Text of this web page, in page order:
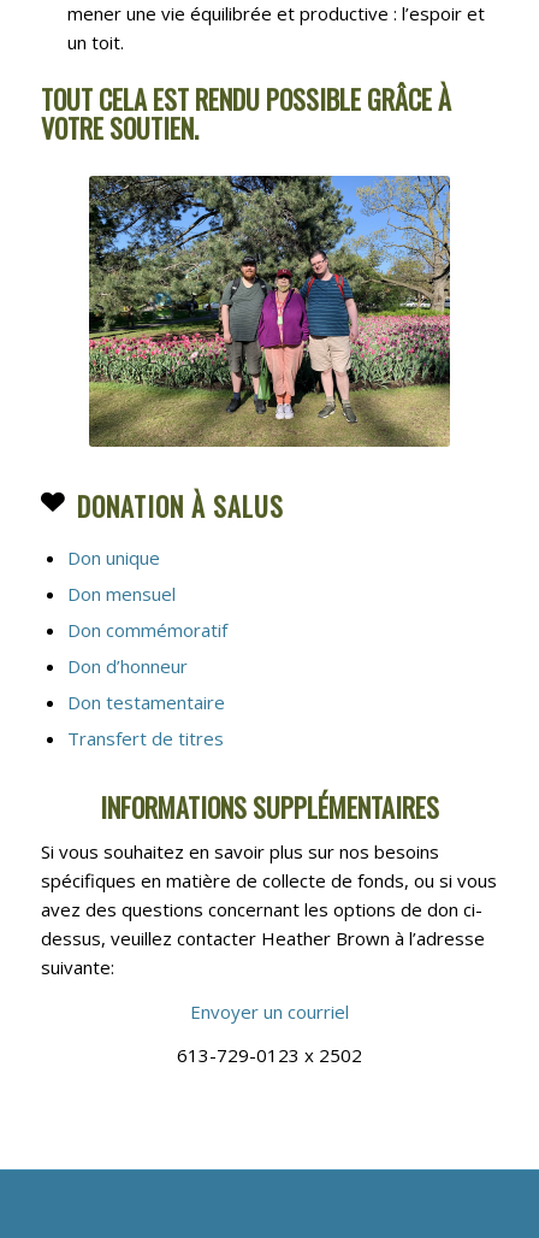
mener une vie équilibrée et productive : l’espoir et
un toit.
TOUT CELA EST RENDU POSSIBLE GRÂCE À
VOTRE SOUTIEN.
DONATION À SALUS
Don unique
Don mensuel
Don commémoratif
Don d’honneur
Don testamentaire
Transfert de titres
INFORMATIONS SUPPLÉMENTAIRES
Si vous souhaitez en savoir plus sur nos besoins
spécifiques en matière de collecte de fonds, ou si vous
avez des questions concernant les options de don ci-
dessus, veuillez contacter Heather Brown à l’adresse
suivante:
Envoyer un courriel
613-729-0123 x 2502